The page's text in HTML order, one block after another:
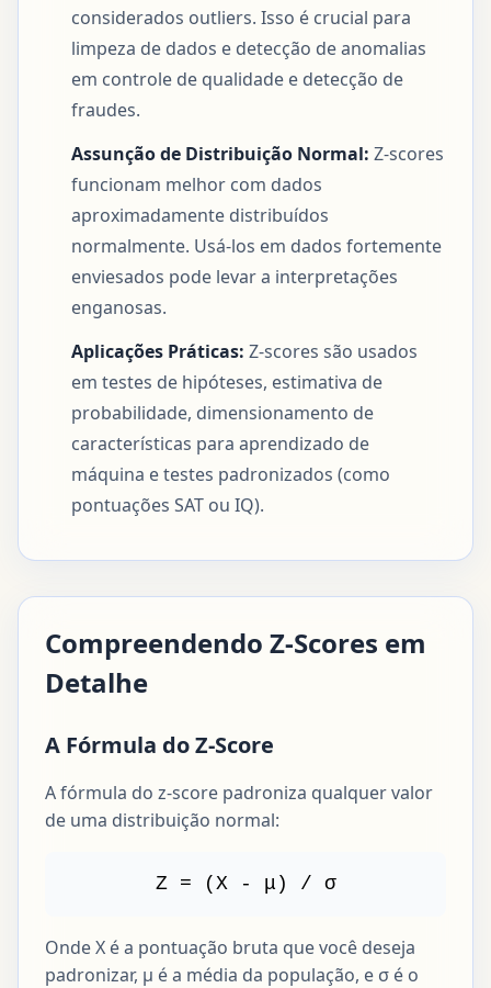
considerados outliers. Isso é crucial para
limpeza de dados e detecção de anomalias
em controle de qualidade e detecção de
fraudes.
Assunção de Distribuição Normal: Z-scores
funcionam melhor com dados
aproximadamente distribuídos
normalmente. Usá-los em dados fortemente
enviesados pode levar a interpretações
enganosas.
Aplicações Práticas: Z-scores são usados
em testes de hipóteses, estimativa de
probabilidade, dimensionamento de
características para aprendizado de
máquina e testes padronizados (como
pontuações SAT ou IQ).
Compreendendo Z-Scores em
Detalhe
A Fórmula do Z-Score
A fórmula do z-score padroniza qualquer valor
de uma distribuição normal:
Z = (X - μ) / σ
Onde X é a pontuação bruta que você deseja
padronizar, μ é a média da população, e σ é o